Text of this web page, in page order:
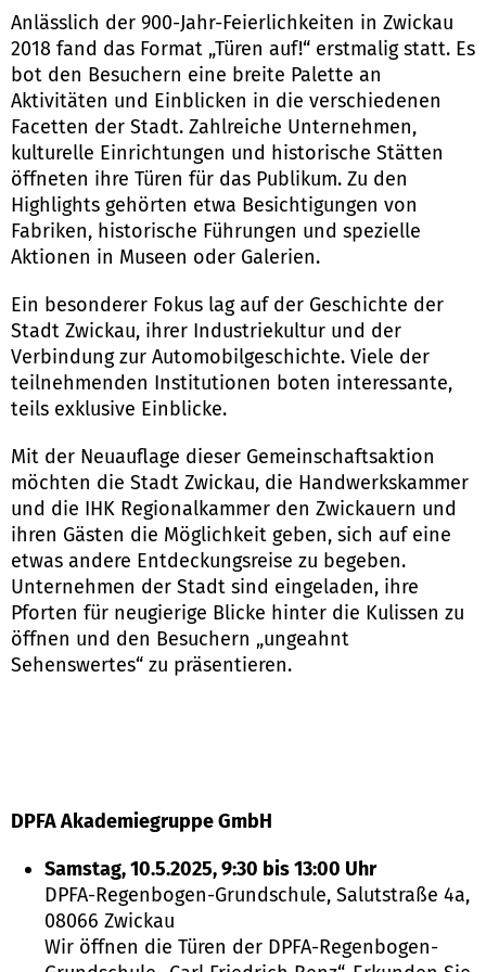
Anlässlich der 900-Jahr-Feierlichkeiten in Zwickau
2018 fand das Format „Türen auf!“ erstmalig statt. Es
bot den Besuchern eine breite Palette an
Aktivitäten und Einblicken in die verschiedenen
Facetten der Stadt. Zahlreiche Unternehmen,
kulturelle Einrichtungen und historische Stätten
öffneten ihre Türen für das Publikum. Zu den
Highlights gehörten etwa Besichtigungen von
Fabriken, historische Führungen und spezielle
Aktionen in Museen oder Galerien.
Ein besonderer Fokus lag auf der Geschichte der
Stadt Zwickau, ihrer Industriekultur und der
Verbindung zur Automobilgeschichte. Viele der
teilnehmenden Institutionen boten interessante,
teils exklusive Einblicke.
Mit der Neuauflage dieser Gemeinschaftsaktion
möchten die Stadt Zwickau, die Handwerkskammer
und die IHK Regionalkammer den Zwickauern und
ihren Gästen die Möglichkeit geben, sich auf eine
etwas andere Entdeckungsreise zu begeben.
Unternehmen der Stadt sind eingeladen, ihre
Pforten für neugierige Blicke hinter die Kulissen zu
öffnen und den Besuchern „ungeahnt
Sehenswertes“ zu präsentieren.
DPFA Akademiegruppe GmbH
Samstag, 10.5.2025, 9:30 bis 13:00 Uhr
DPFA-Regenbogen-Grundschule, Salutstraße 4a,
08066 Zwickau
Wir öffnen die Türen der DPFA-Regenbogen-